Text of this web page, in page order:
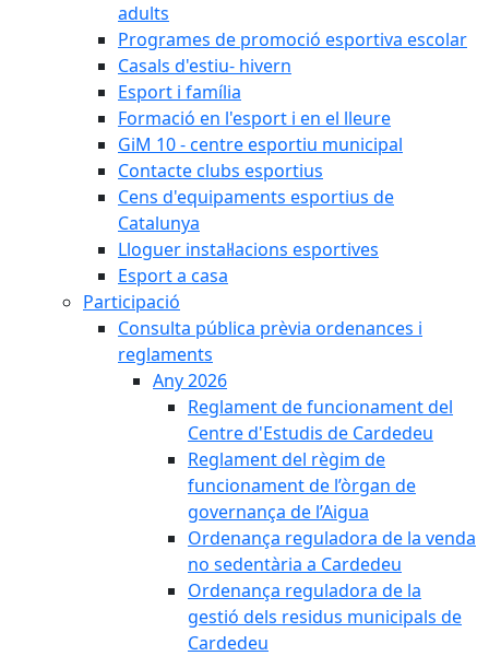
adults
Programes de promoció esportiva escolar
Casals d'estiu- hivern
Esport i família
Formació en l'esport i en el lleure
GiM 10 - centre esportiu municipal
Contacte clubs esportius
Cens d'equipaments esportius de
Catalunya
Lloguer instal·lacions esportives
Esport a casa
Participació
Consulta pública prèvia ordenances i
reglaments
Any 2026
Reglament de funcionament del
Centre d'Estudis de Cardedeu
Reglament del règim de
funcionament de l’òrgan de
governança de l’Aigua
Ordenança reguladora de la venda
no sedentària a Cardedeu
Ordenança reguladora de la
gestió dels residus municipals de
Cardedeu